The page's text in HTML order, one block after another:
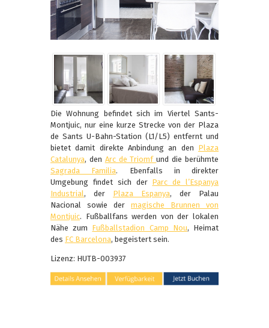
Die Wohnung befindet sich im Viertel Sants-
Montjuic, nur eine kurze Strecke von der Plaza
de Sants U-Bahn-Station (L1/L5) entfernt und
bietet damit direkte Anbindung an den Plaza
Catalunya, den Arc de Triomfund die berühmte
Sagrada Familia. Ebenfalls in direkter
Umgebung findet sich der Parc de l’Espanya
Industrial, der Plaza Espanya, der Palau
Nacional sowie der magische Brunnen von
Montjuic. Fußballfans werden von der lokalen
Nähe zum Fußballstadion Camp Nou, Heimat
des FC Barcelona, begeistert sein.
Lizenz: HUTB-003937